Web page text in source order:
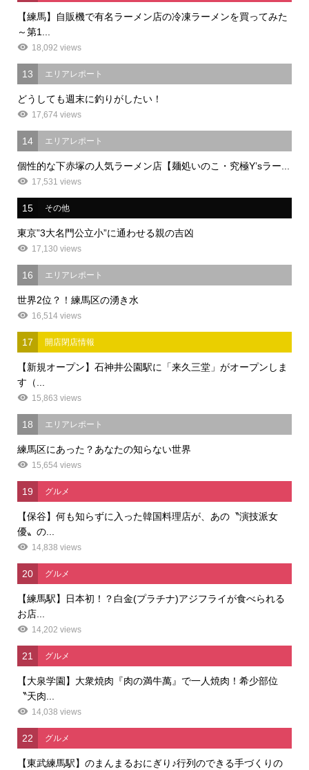
【練馬】自販機で有名ラーメン店の冷凍ラーメンを買ってみた
～第1...
18,092 views
13 エリアレポート
どうしても週末に釣りがしたい！
17,674 views
14 エリアレポート
個性的な下赤塚の人気ラーメン店【麺処いのこ・究極Y’sラー...
17,531 views
15 その他
東京”3大名門公立小”に通わせる親の吉凶
17,130 views
16 エリアレポート
世界2位？！練馬区の湧き水
16,514 views
17 開店閉店情報
【新規オープン】石神井公園駅に「来久三堂」がオープンしま
す（...
15,863 views
18 エリアレポート
練馬区にあった？あなたの知らない世界
15,654 views
19 グルメ
【保谷】何も知らずに入った韓国料理店が、あの〝演技派女
優〟の...
14,838 views
20 グルメ
【練馬駅】日本初！？白金(プラチナ)アジフライが食べられる
お店...
14,202 views
21 グルメ
【大泉学園】大衆焼肉『肉の満牛萬』で一人焼肉！希少部位
〝天肉...
14,038 views
22 グルメ
【東武練馬駅】のまんまるおにぎり♪行列のできる手づくりの